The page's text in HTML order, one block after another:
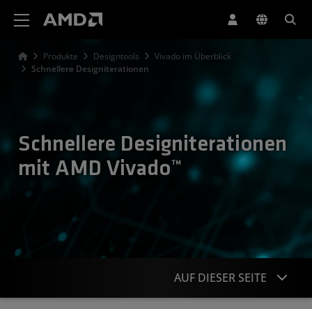
Produkte Designtools
Vivado im Überblick
Schnellere Designiterationen
Schnellere Designiterationen
mit AMD Vivado™
AUF DIESER SEITE